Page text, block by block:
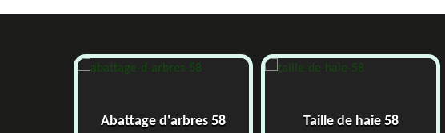
Abattage d'arbres 58 Taille de haie 58